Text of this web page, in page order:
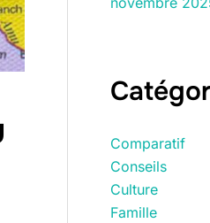
Comparatif
Conseils
Culture
Famille